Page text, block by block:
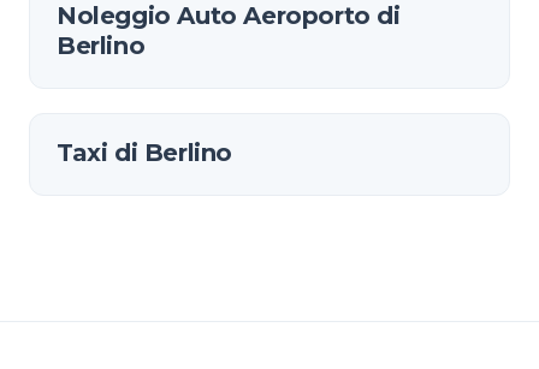
Noleggio Auto Aeroporto di
Berlino
Taxi di Berlino